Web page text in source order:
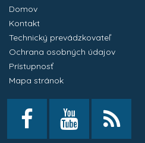
Domov
Kontakt
Technický prevádzkovateľ
Ochrana osobných údajov
Prístupnosť
Mapa stránok